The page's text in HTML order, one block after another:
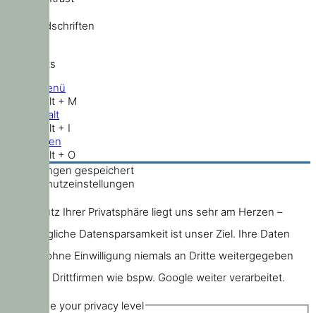
Standardschriften
Shortcuts
Hauptmenü
Shift + Alt + M
Zum Inhalt
Shift + Alt + I
Nach oben
Shift + Alt + O
Einstellungen gespeichert
Datenschutzeinstellungen
Der Schutz Ihrer Privatsphäre liegt uns sehr am Herzen –
größtmögliche Datensparsamkeit ist unser Ziel. Ihre Daten
werden ohne Einwilligung niemals an Dritte weitergegeben
oder von Drittfirmen wie bspw. Google weiter verarbeitet.
Choose your privacy level